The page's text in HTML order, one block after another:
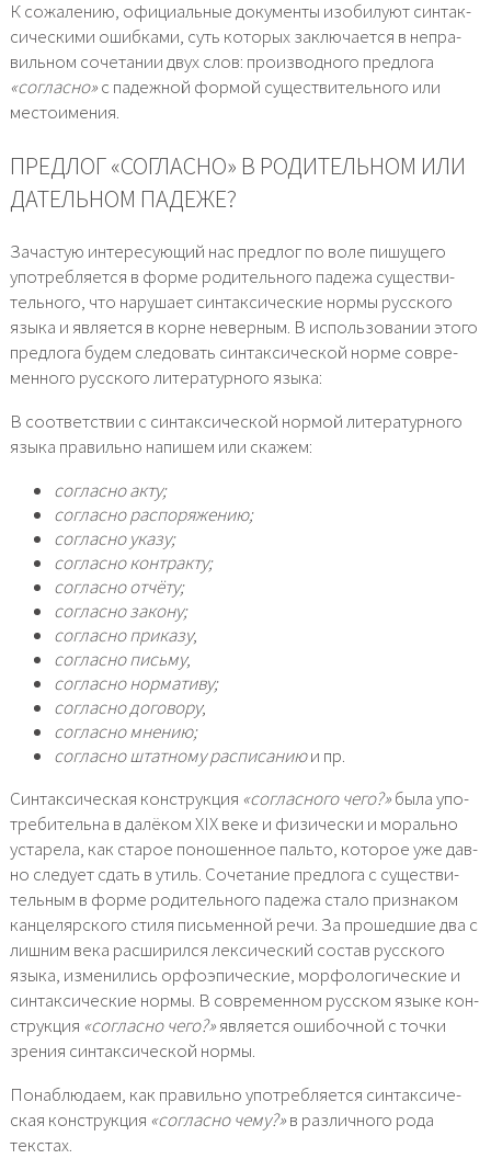
К сожа­ле­нию, офи­ци­аль­ные доку­мен­ты изоби­лу­ют син­так­
си­че­ски­ми ошиб­ка­ми, суть кото­рых заклю­ча­ет­ся в непра­
виль­ном соче­та­нии двух слов: про­из­вод­но­го пред­ло­га
«соглас­но»с падеж­ной фор­мой суще­стви­тель­но­го или
место­име­ния.
ПРЕДЛОГ «СОГЛАСНО» В РОДИТЕЛЬНОМ ИЛИ
ДАТЕЛЬНОМ ПАДЕЖЕ?
Зачастую инте­ре­су­ю­щий нас пред­лог по воле пишу­ще­го
упо­треб­ля­ет­ся в фор­ме роди­тель­но­го паде­жа суще­стви­
тель­но­го, что нару­ша­ет син­так­си­че­ские нор­мы рус­ско­го
язы­ка и явля­ет­ся в корне невер­ным. В исполь­зо­ва­нии это­го
пред­ло­га будем сле­до­вать син­так­си­че­ской нор­ме совре­
мен­но­го рус­ско­го лите­ра­тур­но­го язы­ка:
В соот­вет­ствии с син­так­си­че­ской нор­мой лите­ра­тур­но­го
язы­ка пра­виль­но напи­шем или ска­жем:
соглас­но акту;
соглас­но рас­по­ря­же­нию;
соглас­но ука­зу;
соглас­но кон­трак­ту;
соглас­но отчё­ту;
соглас­но зако­ну;
соглас­но при­ка­зу;
соглас­но пись­му;
соглас­но нор­ма­ти­ву;
соглас­но дого­во­ру;
соглас­но мне­нию;
соглас­но штат­но­му рас­пи­са­ниюи пр.
Синтаксическая кон­струк­ция «соглас­но­го чего?»была упо­
тре­би­тель­на в далё­ком XIX веке и физи­че­ски и мораль­но
уста­ре­ла, как ста­рое поно­шен­ное паль­то, кото­рое уже дав­
но сле­ду­ет сдать в утиль. Сочетание пред­ло­га с суще­стви­
тель­ным в фор­ме роди­тель­но­го паде­жа ста­ло при­зна­ком
кан­це­ляр­ско­го сти­ля пись­мен­ной речи. За про­шед­шие два с
лиш­ним века рас­ши­рил­ся лек­си­че­ский состав рус­ско­го
язы­ка, изме­ни­лись орфо­эпи­че­ские, мор­фо­ло­ги­че­ские и
син­так­си­че­ские нор­мы. В совре­мен­ном рус­ском язы­ке кон­
струк­ция «соглас­но чего?»явля­ет­ся оши­боч­ной с точ­ки
зре­ния син­так­си­че­ской нор­мы.
Понаблюдаем, как пра­виль­но упо­треб­ля­ет­ся син­так­си­че­
ская кон­струк­ция «соглас­но чему?»в раз­лич­но­го рода
текстах.